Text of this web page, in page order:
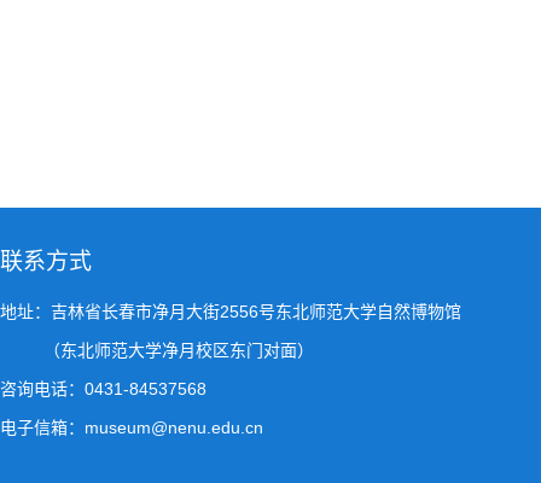
联系方式
地址：吉林省长春市净月大街2556号东北师范大学自然博物馆
（东北师范大学净月校区东门对面）
咨询电话：0431-84537568
电子信箱：museum@nenu.edu.cn